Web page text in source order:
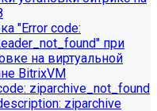
организации
которому в
таблицы.
"Error сode:
при
на виртуальной
BitrixVM
ziparchive_not_found
ziparchive